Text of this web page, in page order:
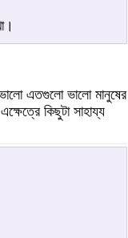
এতগুলো ভালো মানুষের
কিছুটা সাহায্য